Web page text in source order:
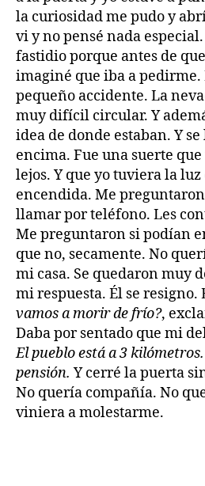
la curiosidad me pudo y
vi y no pensé nada
fastidio porque antes de
imaginé que iba a
pequeño accidente. La
muy difícil circular. Y
idea de donde estaban. Y
encima. Fue una suerte
lejos. Y que yo tuviera la
encendida. Me
llamar por teléfono. Les
Me preguntaron si podían
que no, secamente. No
mi casa. Se quedaron muy
mi respuesta. Él se resigno.
vamos a morir de frío?,
Daba por sentado que mi
El pueblo está a 3
pensión. Y cerré la puerta
No quería compañía. No
viniera a molestarme.